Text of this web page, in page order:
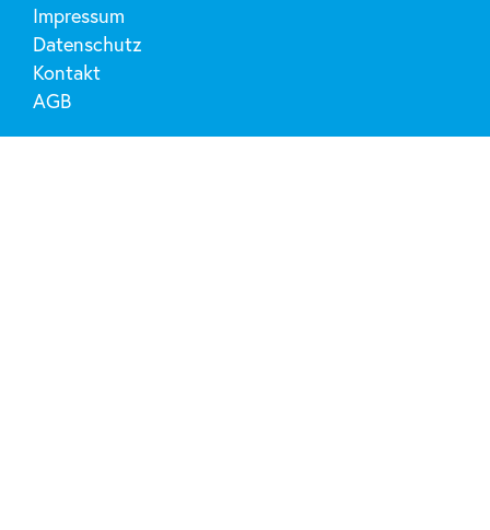
Impressum
Datenschutz
Kontakt
AGB